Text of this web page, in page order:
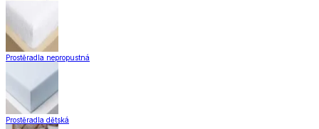
Prostěradla nepropustná
Prostěradla dětská